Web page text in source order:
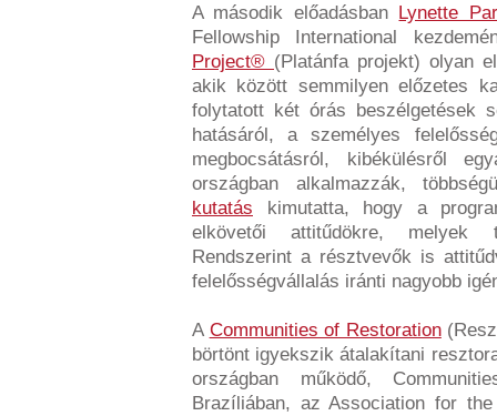
A második előadásban Lynette
Fellowship International
Project® (Platánfa projekt) olyan
akik között semmilyen előzetes
folytatott két órás beszélgetések
hatásáról, a személyes
megbocsátásról, kibékülésről
országban alkalmazzák,
kutatás kimutatta, hogy a
elkövetői attitűdökre, melyek
Rendszerint a résztvevők is
felelősségvállalás iránti nagyobb
A Communities of Restoration
börtönt igyekszik átalakítani
országban működő,
Brazíliában, az Association for